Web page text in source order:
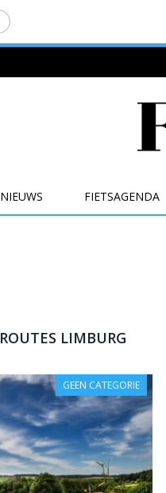
NIEUWS FIETSAGENDA
LIMBURG
GEEN CATEGORIE